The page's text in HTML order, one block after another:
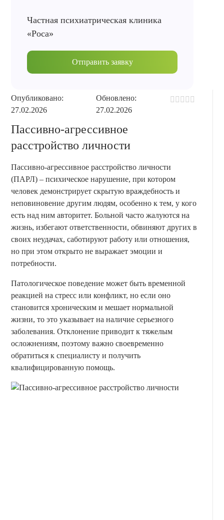
Опубликовано:
27.02.2026
Обновлено:
27.02.2026
Пассивно-агрессивное
расстройство личности
Пассивно-агрессивное расстройство личности
(ПАРЛ) – психическое нарушение, при котором
человек демонстрирует скрытую враждебность и
неповиновение другим людям, особенно к тем, у кого
есть над ним авторитет. Больной часто жалуются на
жизнь, избегают ответственности, обвиняют других в
своих неудачах, саботируют работу или отношения,
но при этом открыто не выражает эмоции и
потребности.
Патологическое поведение может быть временной
реакцией на стресс или конфликт, но если оно
становится хроническим и мешает нормальной
жизни, то это указывает на наличие серьезного
заболевания. Отклонение приводит к тяжелым
осложнениям, поэтому важно своевременно
обратиться к специалисту и получить
квалифицированную помощь.
Частная психиатрическая клиника
«Роса»
Отправить заявку